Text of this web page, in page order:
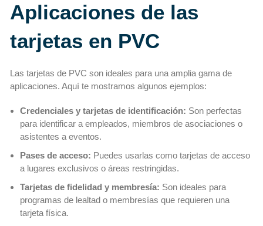
Aplicaciones de las
tarjetas en PVC
Las tarjetas de PVC son ideales para una amplia gama de
aplicaciones. Aquí te mostramos algunos ejemplos:
Credenciales y tarjetas de identificación: Son perfectas
para identificar a empleados, miembros de asociaciones o
asistentes a eventos.
Pases de acceso: Puedes usarlas como tarjetas de acceso
a lugares exclusivos o áreas restringidas.
Tarjetas de fidelidad y membresía: Son ideales para
programas de lealtad o membresías que requieren una
tarjeta física.